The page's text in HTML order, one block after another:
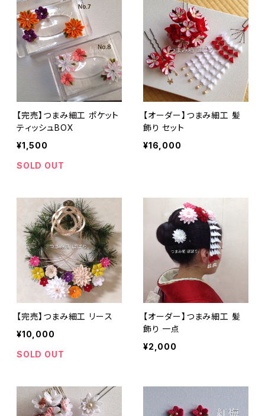
【完売】つまみ細工 ポケット
ティッシュBOX
¥1,500
SOLD OUT
【オーダー】つまみ細工 髪
飾り セット
¥16,000
【完売】つまみ細工 リース
¥10,000
SOLD OUT
【オーダー】つまみ細工 髪
飾り 一点
¥2,000